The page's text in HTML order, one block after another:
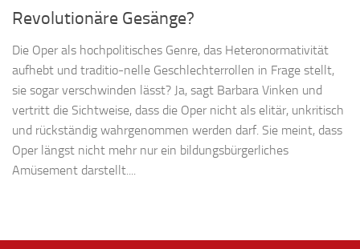
Revolutionäre Gesänge?
Die Oper als hochpolitisches Genre, das Heteronormativität
aufhebt und traditio-nelle Geschlechterrollen in Frage stellt,
sie sogar verschwinden lässt? Ja, sagt Barbara Vinken und
vertritt die Sichtweise, dass die Oper nicht als elitär, unkritisch
und rückständig wahrgenommen werden darf. Sie meint, dass
Oper längst nicht mehr nur ein bildungsbürgerliches
Amüsement darstellt....